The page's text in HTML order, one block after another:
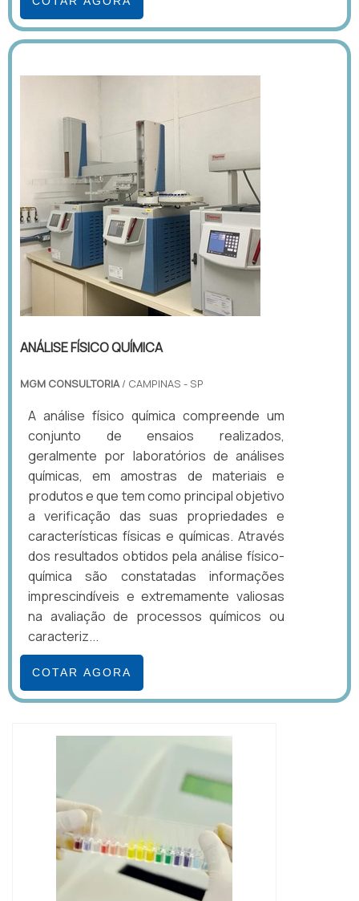
ANÁLISE FÍSICO QUÍMICA
MGM CONSULTORIA/ CAMPINAS - SP
A análise físico química compreende um
conjunto de ensaios realizados,
geralmente por laboratórios de análises
químicas, em amostras de materiais e
produtos e que tem como principal objetivo
a verificação das suas propriedades e
características físicas e químicas. Através
dos resultados obtidos pela análise físico-
química são constatadas informações
imprescindíveis e extremamente valiosas
na avaliação de processos químicos ou
caracteriz...
COTAR AGORA